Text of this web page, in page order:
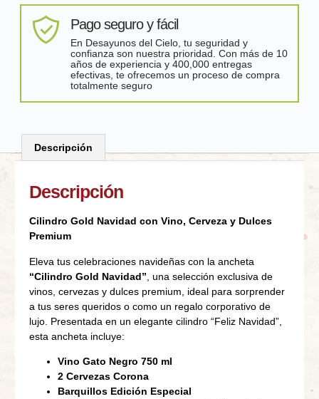
Pago seguro y fácil
En Desayunos del Cielo, tu seguridad y
confianza son nuestra prioridad. Con más de 10
años de experiencia y 400,000 entregas
efectivas, te ofrecemos un proceso de compra
totalmente seguro
Descripción
Descripción
Cilindro Gold Navidad con Vino, Cerveza y Dulces
Premium
Eleva tus celebraciones navideñas con la ancheta
“Cilindro Gold Navidad” , una selección exclusiva de
vinos, cervezas y dulces premium, ideal para sorprender
a tus seres queridos o como un regalo corporativo de
lujo. Presentada en un elegante cilindro “Feliz Navidad”,
esta ancheta incluye:
Vino Gato Negro 750 ml
2 Cervezas Corona
Barquillos Edición Especial